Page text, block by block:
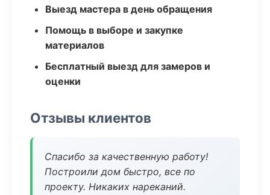
Выезд мастера в день обращения
Помощь в выборе и закупке
материалов
Бесплатный выезд для замеров и
оценки
Отзывы клиентов
Спасибо за качественную работу!
Построили дом быстро, все по
проекту. Никаких нареканий.